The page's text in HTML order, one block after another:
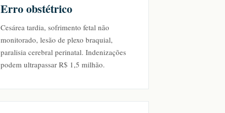
Erro obstétrico
Cesárea tardia, sofrimento fetal não
monitorado, lesão de plexo braquial,
paralisia cerebral perinatal. Indenizações
podem ultrapassar R$ 1,5 milhão.